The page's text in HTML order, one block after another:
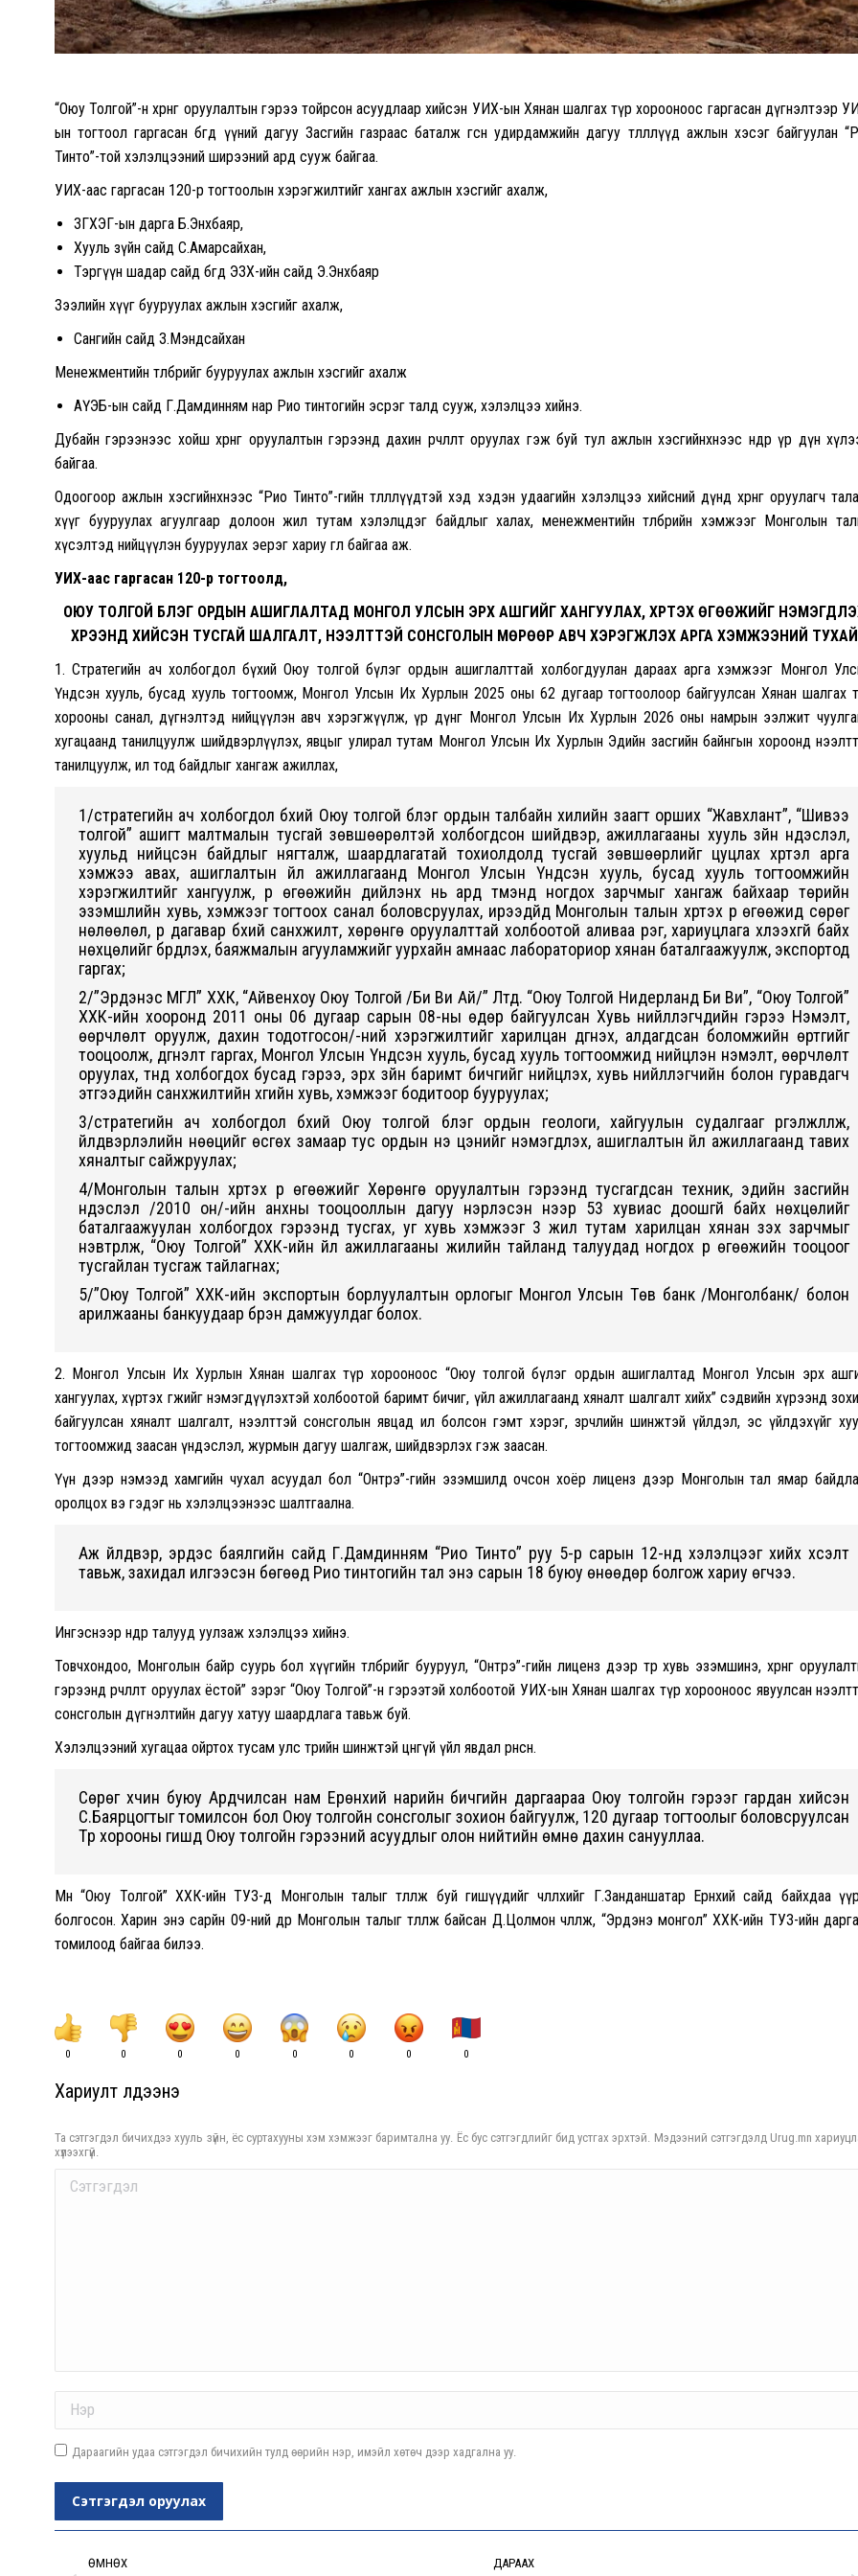
“Оюу Толгой”-н хөрөнгө оруулалтын гэрээ тойрсон асуудлаар хийсэн УИХ-ын Хянан шалгах түр хорооноос гаргасан дүгнэлтээр
ын тогтоол гаргасан бөгөөд үүний дагуу Засгийн газраас баталж өгсөн удирдамжийн дагуу төлөөллүүд ажлын хэсэг байгуулан
Тинто”-той хэлэлцээний ширээний ард сууж байгаа.
УИХ-аас гаргасан 120-р тогтоолын хэрэгжилтийг хангах ажлын хэсгийг ахалж,
ЗГХЭГ-ын дарга Б.Энхбаяр,
Хууль зүйн сайд С.Амарсайхан,
Тэргүүн шадар сайд бөгөөд ЭЗХ-ийн сайд Э.Энхбаяр
Зээлийн хүүг бууруулах ажлын хэсгийг ахалж,
Сангийн сайд З.Мэндсайхан
Менежментийн төлбөрийг бууруулах ажлын хэсгийг ахалж
АҮЭБ-ын сайд Г.Дамдинням нар Рио тинтогийн эсрэг талд сууж, хэлэлцээ хийнэ.
Дубайн гэрээнээс хойш хөрөнгө оруулалтын гэрээнд дахин өөрчлөлт оруулах гэж буй тул ажлын хэсгийнхнээс өндөр үр дүн
байгаа.
Одоогоор ажлын хэсгийнхнээс “Рио Тинто”-гийн төлөөллүүдтэй хэд хэдэн удаагийн хэлэлцээ хийсний дүнд хөрөнгө оруулагч
хүүг бууруулах агуулгаар долоон жил тутам хэлэлцдэг байдлыг халах, менежментийн төлбөрийн хэмжээг Монголын
хүсэлтэд нийцүүлэн бууруулах эерэг хариу өгөөл байгаа аж.
УИХ-аас гаргасан 120-р тогтоолд,
ОЮУ ТОЛГОЙ БҮЛЭГ ОРДЫН АШИГЛАЛТАД МОНГОЛ УЛСЫН ЭРХ АШГИЙГ ХАНГУУЛАХ, ХҮРТЭХ ӨГӨӨЖИЙГ
ХҮРЭЭНД ХИЙСЭН ТУСГАЙ ШАЛГАЛТ, НЭЭЛТТЭЙ СОНСГОЛЫН МӨРӨӨР АВЧ ХЭРЭГЖҮҮЛЭХ АРГА ХЭМЖЭЭНИЙ ТУХАЙ
1. Стратегийн ач холбогдол бүхий Оюу толгой бүлэг ордын ашиглалттай холбогдуулан дараах арга хэмжээг Монгол
Үндсэн хууль, бусад хууль тогтоомж, Монгол Улсын Их Хурлын 2025 оны 62 дугаар тогтоолоор байгуулсан Хянан шалгах
хорооны санал, дүгнэлтэд нийцүүлэн авч хэрэгжүүлж, үр дүнг Монгол Улсын Их Хурлын 2026 оны намрын ээлжит
хугацаанд танилцуулж шийдвэрлүүлэх, явцыг улирал тутам Монгол Улсын Их Хурлын Эдийн засгийн байнгын хороонд
танилцуулж, ил тод байдлыг хангаж ажиллах,
1/стратегийн ач холбогдол бүхий Оюу толгой бүлэг ордын талбайн хилийн заагт орших “Жавхлант”, “Шивээ
толгой” ашигт малтмалын тусгай зөвшөөрөлтэй холбогдсон шийдвэр, ажиллагааны хууль зүйн үндэслэл,
хуульд нийцсэн байдлыг нягталж, шаардлагатай тохиолдолд тусгай зөвшөөрлийг цуцлах хүртэл арга
хэмжээ авах, ашиглалтын үйл ажиллагаанд Монгол Улсын Үндсэн хууль, бусад хууль тогтоомжийн
хэрэгжилтийг хангуулж, үр өгөөжийн дийлэнх нь ард түмэнд ногдох зарчмыг хангаж байхаар төрийн
эзэмшлийн хувь, хэмжээг тогтоох санал боловсруулах, ирээдүйд Монголын талын хүртэх үр өгөөжид сөрөг
нөлөөлөл, үр дагавар бүхий санхүүжилт, хөрөнгө оруулалттай холбоотой аливаа үүрэг, хариуцлага хүлээхгүй байх
нөхцөлийг бүрдүүлэх, баяжмалын агууламжийг уурхайн амнаас лабораториор хянан баталгаажуулж, экспортод
гаргах;
2/”Эрдэнэс МГЛ” ХХК, “Айвенхоу Оюу Толгой /Би Ви Ай/” Лтд. “Оюу Толгой Нидерланд Би Ви”, “Оюу Толгой”
ХХК-ийн хооронд 2011 оны 06 дугаар сарын 08-ны өдөр байгуулсан Хувь нийлүүлэгчдийн гэрээ Нэмэлт,
өөрчлөлт оруулж, дахин тодотгосон/-ний хэрэгжилтийг харилцан дүгнэх, алдагдсан боломжийн өртгийг
тооцоолж, дүгнэлт гаргах, Монгол Улсын Үндсэн хууль, бусад хууль тогтоомжид нийцүүлэн нэмэлт, өөрчлөлт
оруулах, түүнд холбогдох бусад гэрээ, эрх зүйн баримт бичгийг нийцүүлэх, хувь нийлүүлэгчийн болон гуравдагч
этгээдийн санхүүжилтийн хүүгийн хувь, хэмжээг бодитоор бууруулах;
3/стратегийн ач холбогдол бүхий Оюу толгой бүлэг ордын геологи, хайгуулын судалгааг үргэлжлүүлж,
үйлдвэрлэлийн нөөцийг өсгөх замаар тус ордын үнэ цэнийг нэмэгдүүлэх, ашиглалтын үйл ажиллагаанд тавих
хяналтыг сайжруулах;
4/Монголын талын хүртэх үр өгөөжийг Хөрөнгө оруулалтын гэрээнд тусгагдсан техник, эдийн засгийн
үндэслэл /2010 он/-ийн анхны тооцооллын дагуу нэрлэсэн үнээр 53 хувиас доошгүй байх нөхцөлийг
баталгаажуулан холбогдох гэрээнд тусгах, уг хувь хэмжээг 3 жил тутам харилцан хянан үзэх зарчмыг
нэвтрүүлж, “Оюу Толгой” ХХК-ийн үйл ажиллагааны жилийн тайланд талуудад ногдох үр өгөөжийн тооцоог
тусгайлан тусгаж тайлагнах;
5/”Оюу Толгой” ХХК-ийн экспортын борлуулалтын орлогыг Монгол Улсын Төв банк /Монголбанк/ болон
арилжааны банкуудаар бүрэн дамжуулдаг болох.
2. Монгол Улсын Их Хурлын Хянан шалгах түр хорооноос “Оюу толгой бүлэг ордын ашиглалтад Монгол Улсын эрх
хангуулах, хүртэх өгөөжийг нэмэгдүүлэхтэй холбоотой баримт бичиг, үйл ажиллагаанд хяналт шалгалт хийх” сэдвийн хүрээнд
байгуулсан хяналт шалгалт, нээлттэй сонсголын явцад ил болсон гэмт хэрэг, зөрчлийн шинжтэй үйлдэл, эс үйлдэхүйг
тогтоомжид заасан үндэслэл, журмын дагуу шалгаж, шийдвэрлэх гэж заасан.
Үүн дээр нэмээд хамгийн чухал асуудал бол “Онтрэ”-гийн эзэмшилд очсон хоёр лиценз дээр Монголын тал ямар
оролцох вэ гэдэг нь хэлэлцээнээс шалтгаална.
Аж үйлдвэр, эрдэс баялгийн сайд Г.Дамдинням “Рио Тинто” руу 5-р сарын 12-нд хэлэлцээг хийх хүсэлт
тавьж, захидал илгээсэн бөгөөд Рио тинтогийн тал энэ сарын 18 буюу өнөөдөр болгож хариу өгчээ.
Ингэснээр өнөөдөр талууд уулзаж хэлэлцээ хийнэ.
Товчхондоо, Монголын байр суурь бол хүүгийн төлбөрийг бууруул, “Онтрэ”-гийн лиценз дээр төр хувь эзэмшинэ, хөрөнгө
гэрээнд өөрчлөлт оруулах ёстой” зэрэг “Оюу Толгой”-н гэрээтэй холбоотой УИХ-ын Хянан шалгах түр хорооноос явуулсан
сонсголын дүгнэлтийн дагуу хатуу шаардлага тавьж буй.
Хэлэлцээний хугацаа ойртох тусам улс төрийн шинжтэй цөөнгүй үйл явдал өрнөсөн.
Сөрөг хүчин буюу Ардчилсан нам Ерөнхий нарийн бичгийн даргаараа Оюу толгойн гэрээг гардан хийсэн
С.Баярцогтыг томилсон бол Оюу толгойн сонсголыг зохион байгуулж, 120 дугаар тогтоолыг боловсруулсан
Түр хорооны гишүүд Оюу толгойн гэрээний асуудлыг олон нийтийн өмнө дахин санууллаа.
Мөн “Оюу Толгой” ХХК-ийн ТУЗ-д Монголын талыг төлөөлж буй гишүүдийг чөлөөлөхийг Г.Занданшатар Ерөнхий сайд байхдаа
болгосон. Харин энэ сарйн 09-ний өдөр Монголын талыг төлөөлж байсан Д.Цолмон чөлөөлж, “Эрдэнэ монгол” ХХК-ийн ТУЗ-ийн
томилоод байгаа билээ.
0 0 0 0 0 0 0 0
Хариулт үлдээнэ үү
Та сэтгэгдэл бичихдээ хууль зүйн, ёс суртахууны хэм хэмжээг баримтална уу. Ёс бус сэтгэгдлийг бид устгах эрхтэй. Мэдээний сэтгэгдэлд Urug.mn
хүлээхгүй.
Comment
Дараагийн удаа сэтгэгдэл бичихийн тулд өөрийн нэр, имэйл хөтөч дээр хадгална уу.
Сэтгэгдэл оруулах
navigation
ӨМНӨХ ДАРААХ